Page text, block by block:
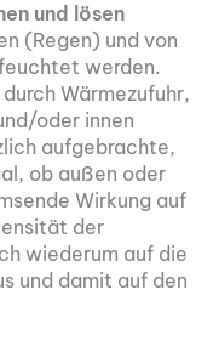
und lösen
(Regen) und von
werden.
Wärmezufuhr,
oder innen
aufgebrachte,
ob außen oder
Wirkung auf
der
wiederum auf die
und damit auf den